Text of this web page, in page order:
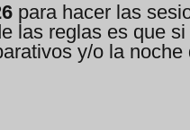
para hacer las
las reglas es que
y/o la noche